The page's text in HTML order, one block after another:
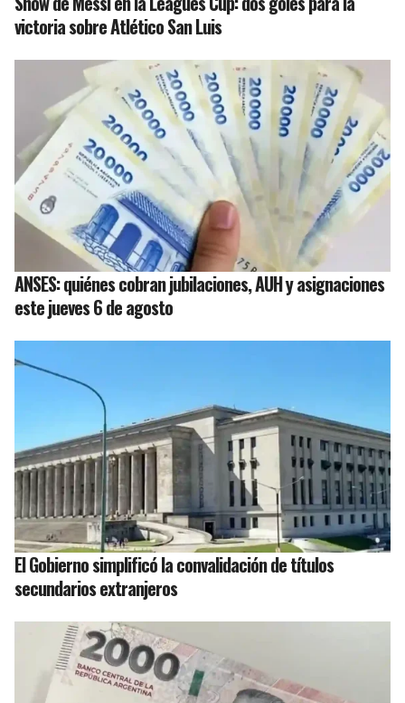
victoria sobre Atlético San Luis
ANSES: quiénes cobran jubilaciones, AUH y asignaciones
este jueves 6 de agosto
El Gobierno simplificó la convalidación de títulos
secundarios extranjeros